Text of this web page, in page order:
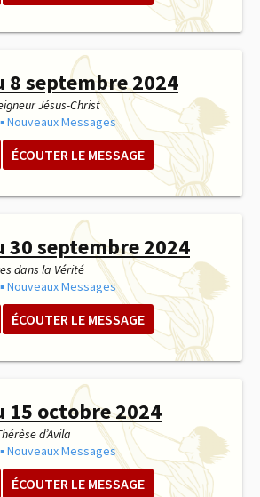
8 septembre 2024
Jésus-Christ
Nouveaux Messages
ÉCOUTER LE MESSAGE
30 septembre 2024
dans la Vérité
Nouveaux Messages
ÉCOUTER LE MESSAGE
15 octobre 2024
d’Avila
Nouveaux Messages
ÉCOUTER LE MESSAGE